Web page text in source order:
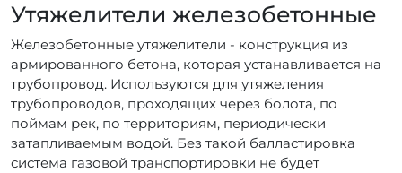
Утяжелители железобетонные
Железобетонные утяжелители - конструкция из
армированного бетона, которая устанавливается на
трубопровод. Используются для утяжеления
трубопроводов, проходящих через болота, по
поймам рек, по территориям, периодически
затапливаемым водой. Без такой балластировка
система газовой транспортировки не будет